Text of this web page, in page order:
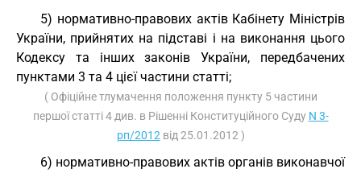
5) нормативно-правових актів Кабінету Міністрів
України, прийнятих на підставі і на виконання цього
Кодексу та інших законів України, передбачених
пунктами 3 та 4 цієї частини статті;
( Офіційне тлумачення положення пункту 5 частини
першої статті 4 див. в Рішенні Конституційного Суду N 3-
рп/2012 від 25.01.2012 )
6) нормативно-правових актів органів виконавчої